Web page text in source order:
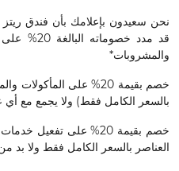
نحن سعيدون بإعلامك بأن فندق
قد مدد
والمشروبات*
خصم بقيمة 20% على
بالسعر الكامل فقط) ولا يجمع مع
خصم بقيمة 20% على
العناصر بالسعر الكامل فقط ولا بد